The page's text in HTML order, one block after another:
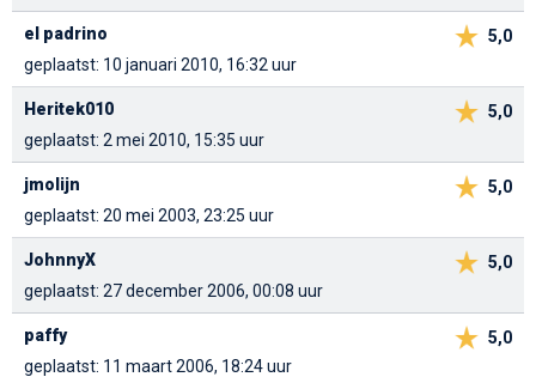
5,0
el padrino
geplaatst: 10 januari 2010, 16:32 uur
5,0
Heritek010
geplaatst: 2 mei 2010, 15:35 uur
5,0
jmolijn
geplaatst: 20 mei 2003, 23:25 uur
5,0
JohnnyX
geplaatst: 27 december 2006, 00:08 uur
5,0
paffy
geplaatst: 11 maart 2006, 18:24 uur